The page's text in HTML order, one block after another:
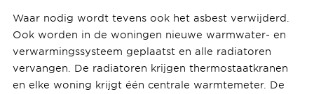
Waar nodig wordt tevens ook het asbest verwijderd.
Ook worden in de woningen nieuwe warmwater- en
verwarmingssysteem geplaatst en alle radiatoren
vervangen. De radiatoren krijgen thermostaatkranen
en elke woning krijgt één centrale warmtemeter. De